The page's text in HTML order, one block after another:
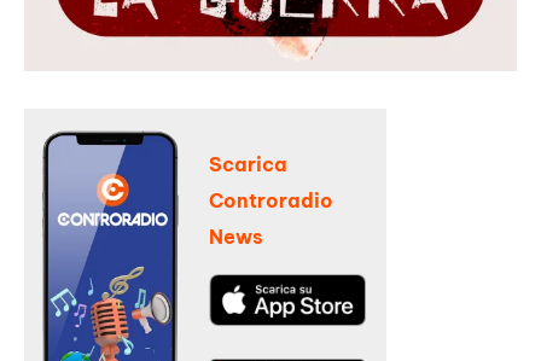
Scarica
Controradio
News